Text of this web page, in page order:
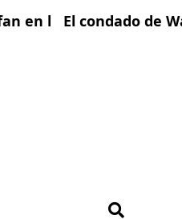
la televisión española
El condado de